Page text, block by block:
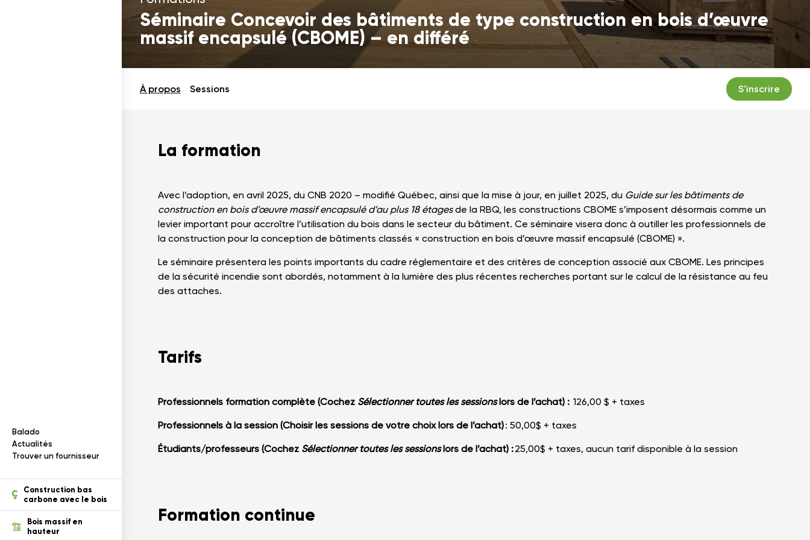
Balado
Actualités
Trouver un fournisseur
Construction bas
carbone avec le bois
Bois massif en
hauteur
des renseignements
Documentation
Séminaire Concevoir des bâtiments de type construction en bois d’œuvre
massif encapsulé (CBOME) – en différé
À propos Sessions S'inscrire
La formation
Avec l’adoption, en avril 2025, du CNB 2020 – modifié Québec, ainsi que la mise à jour, en juillet 2025, du Guide sur les bâtiments de
construction en bois d’œuvre massif encapsulé d’au plus 18 étagesde la RBQ, les constructions CBOME s’imposent désormais comme un
levier important pour accroître l’utilisation du bois dans le secteur du bâtiment. Ce séminaire visera donc à outiller les professionnels de
la construction pour la conception de bâtiments classés « construction en bois d’œuvre massif encapsulé (CBOME) ».
Le séminaire présentera les points importants du cadre réglementaire et des critères de conception associé aux CBOME. Les principes
de la sécurité incendie sont abordés, notamment à la lumière des plus récentes recherches portant sur le calcul de la résistance au feu
des attaches.
Tarifs
Professionnels formation complète (Cochez Sélectionner toutes les sessionslors de l’achat) : 126,00 $ + taxes
Professionnels à la session (Choisir les sessions de votre choix lors de l’achat): 50,00$ + taxes
Étudiants/professeurs (Cochez Sélectionner toutes les sessionslors de l’achat) :25,00$ + taxes, aucun tarif disponible à la session
Formation continue